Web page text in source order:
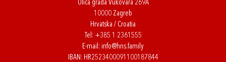
Ulica grada Vukovara 269A
10000 Zagreb
Hrvatska / Croatia
Tel: +385 1 2361555
E-mail: info@hns.family
IBAN: HR2523400091100187844